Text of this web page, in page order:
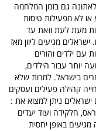
לאתונה גם בזמן המלחמה
או לא מפעילות טיסות
מעת לעת וזאת עד
מגיעים ליוון מאז
עם ילדים והורים
יותר עבור הילדים,
בישראל. למרות שלא
חייה קהילה פעילים ועסקים
ניתן למצוא את :
חלקידה ועוד יעדים
באופן יחסית